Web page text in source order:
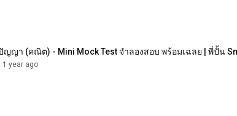
ญญา (คณิต) - Mini Mock Test จำลองสอบ พร้อมเฉลย | พี่ปั้น
1 year ago